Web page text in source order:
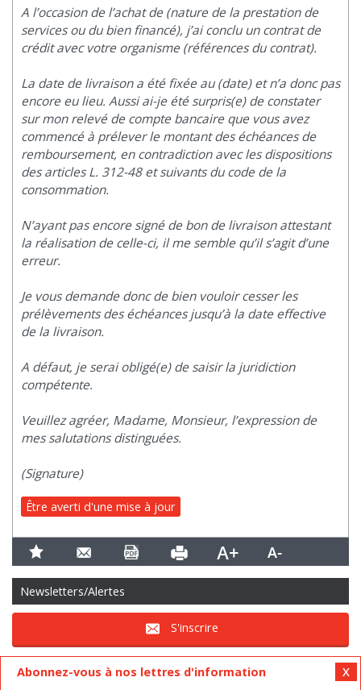
A l’occasion de l’achat de (nature de la prestation de
services ou du bien financé), j’ai conclu un contrat de
crédit avec votre organisme (références du contrat).
La date de livraison a été fixée au (date) et n’a donc pas
encore eu lieu. Aussi ai-je été surpris(e) de constater
sur mon relevé de compte bancaire que vous avez
commencé à prélever le montant des échéances de
remboursement, en contradiction avec les dispositions
des articles L. 312-48 et suivants du code de la
consommation.
N’ayant pas encore signé de bon de livraison attestant
la réalisation de celle-ci, il me semble qu’il s’agit d’une
erreur.
Je vous demande donc de bien vouloir cesser les
prélèvements des échéances jusqu’à la date effective
de la livraison.
A défaut, je serai obligé(e) de saisir la juridiction
compétente.
Veuillez agréer, Madame, Monsieur, l’expression de
mes salutations distinguées.
(Signature)
Être averti d'une mise à jour
Newsletters/Alertes
S'inscrire
Abonnez-vous à nos lettres d'information